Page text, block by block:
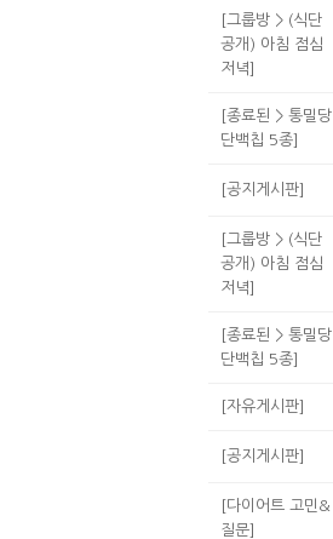
[그룹방 > (식단
공개) 아침 점심
저녁]
[종료된 > 통밀당
단백칩 5종]
[공지게시판]
[그룹방 > (식단
공개) 아침 점심
저녁]
[종료된 > 통밀당
단백칩 5종]
[자유게시판]
[공지게시판]
[다이어트 고민&
질문]